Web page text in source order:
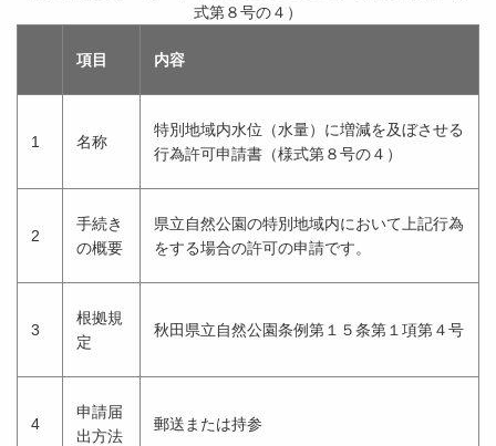
項目 内容
式第８号の４）
1 名称
特別地域内水位（水量）に増減を及ぼさせる
行為許可申請書（様式第８号の４）
2
手続き
の概要
県立自然公園の特別地域内において上記行為
をする場合の許可の申請です。
3
根拠規
定
秋田県立自然公園条例第１５条第１項第４号
4
申請届
出方法
郵送または持参